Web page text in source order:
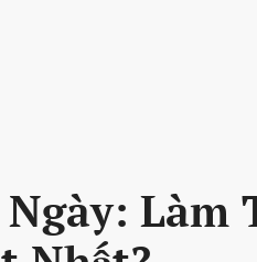
Làm